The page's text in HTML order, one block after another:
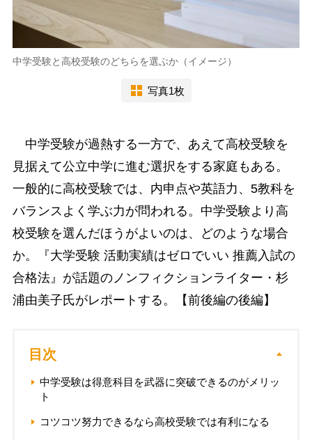
中学受験と高校受験のどちらを選ぶか（イメージ）
写真1枚
中学受験が過熱する一方で、あえて高校受験を
見据えて公立中学に進む選択をする家庭もある。
一般的に高校受験では、内申点や英語力、5教科を
バランスよく学ぶ力が問われる。中学受験より高
校受験を選んだほうがよいのは、どのような場合
か。『大学受験 活動実績はゼロでいい 推薦入試の
合格法』が話題のノンフィクションライター・杉
浦由美子氏がレポートする。【前後編の後編】
目次
中学受験は得意科目を武器に突破できるのがメリッ
ト
コツコツ努力できるなら高校受験では有利になる